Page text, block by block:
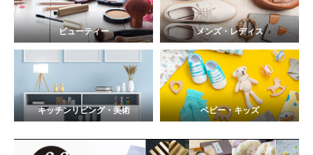
ビューティー メンズ・レディス
キッチンリビング・美術 ベビー・キッズ